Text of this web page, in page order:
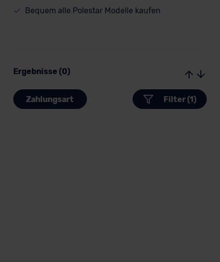
Bequem alle Polestar Modelle kaufen
Ergebnisse (0)
Zahlungsart Filter (1)